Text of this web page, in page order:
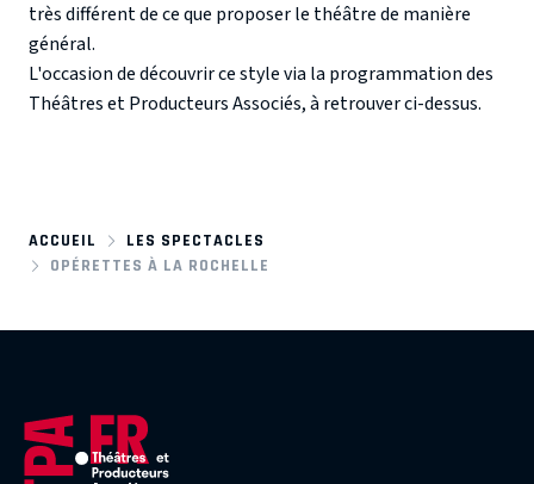
très différent de ce que proposer le théâtre de manière
général.
L'occasion de découvrir ce style via la programmation des
Théâtres et Producteurs Associés, à retrouver ci-dessus.
ACCUEIL
LES SPECTACLES
OPÉRETTES À LA ROCHELLE